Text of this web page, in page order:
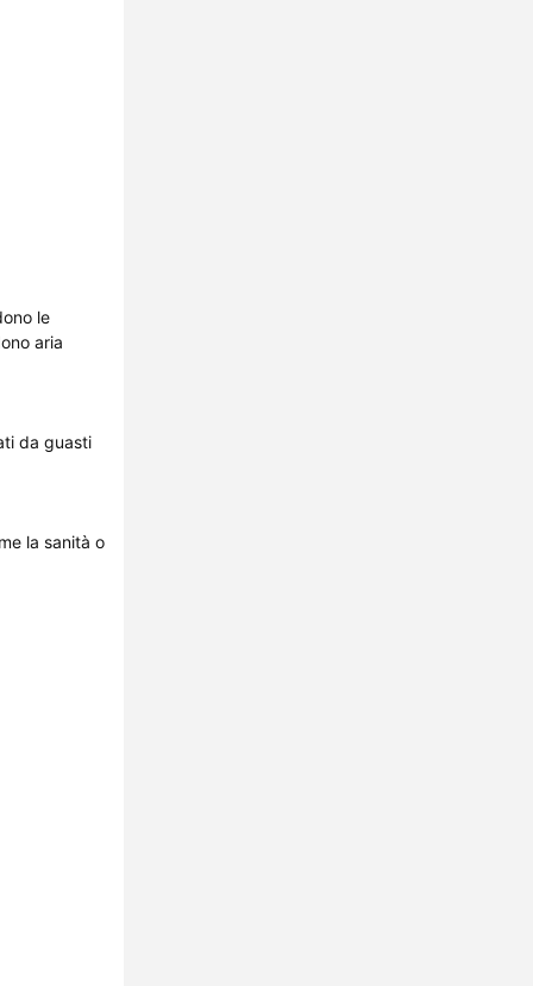
le
aria
da guasti
la sanità o